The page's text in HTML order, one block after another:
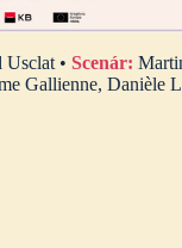
• Scenár:
Gallienne, Danièle